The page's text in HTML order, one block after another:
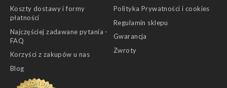
Koszty dostawy i formy
płatności
Najczęściej zadawane pytania -
FAQ
Korzyści z zakupów u nas
Blog
Polityka Prywatności i cookies
Regulamin sklepu
Gwarancja
Zwroty